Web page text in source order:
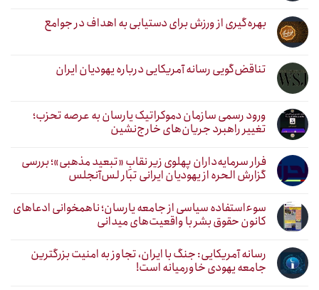
بهره‌گیری از ورزش برای دستیابی به اهداف در جوامع
تناقض‌گویی رسانه آمریکایی درباره یهودیان ایران
ورود رسمی سازمان دموکراتیک یارسان به عرصه تحزب؛
تغییر راهبرد جریان‌های خارج‌نشین
فرار سرمایه‌داران پهلوی زیر نقابِ «تبعید مذهبی»؛ بررسی
گزارش الحره از یهودیان ایرانی تبار لس‌آنجلس
سوءاستفاده سیاسی از جامعه یارسان؛ ناهمخوانی ادعاهای
کانون حقوق بشر با واقعیت‌های میدانی
رسانه آمریکایی: جنگ با ایران، تجاوز به امنیت بزرگترین
جامعه یهودی خاورمیانه است!